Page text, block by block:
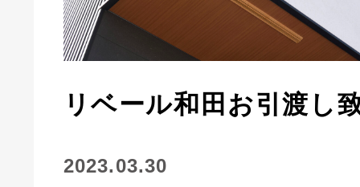
リベール和田お引渡し
2023.03.30